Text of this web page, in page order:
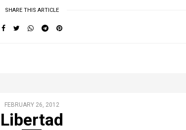
SHARE THIS ARTICLE
FEBRUARY 26, 2012
Libertad